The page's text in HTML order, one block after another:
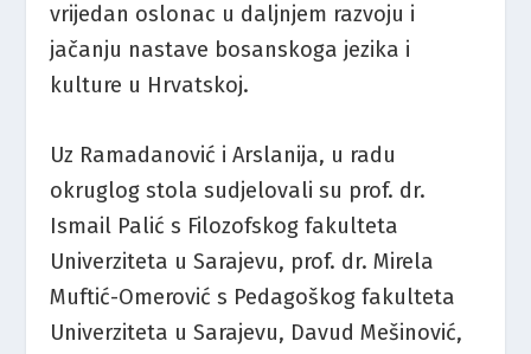
vrijedan oslonac u daljnjem razvoju i
jačanju nastave bosanskoga jezika i
kulture u Hrvatskoj.
Uz Ramadanović i Arslanija, u radu
okruglog stola sudjelovali su prof. dr.
Ismail Palić s Filozofskog fakulteta
Univerziteta u Sarajevu, prof. dr. Mirela
Muftić-Omerović s Pedagoškog fakulteta
Univerziteta u Sarajevu, Davud Mešinović,